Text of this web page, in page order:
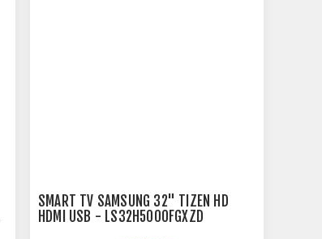
SMART TV SAMSUNG 32" TIZEN HD
HDMI USB - LS32H5000FGXZD